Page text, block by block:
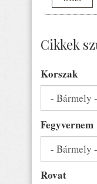
Cikkek
Korszak
Fegyvernem
Rovat